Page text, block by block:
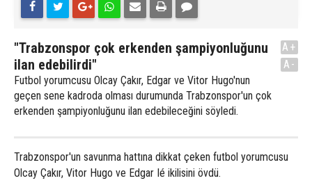
"Trabzonspor çok erkenden şampiyonluğunu
ilan edebilirdi"
Futbol yorumcusu Olcay Çakır, Edgar ve Vitor Hugo'nun
geçen sene kadroda olması durumunda Trabzonspor'un çok
erkenden şampiyonluğunu ilan edebileceğini söyledi.
A+
A-
Trabzonspor'un savunma hattına dikkat çeken futbol yorumcusu
Olcay Çakır, Vitor Hugo ve Edgar Ié ikilisini övdü.